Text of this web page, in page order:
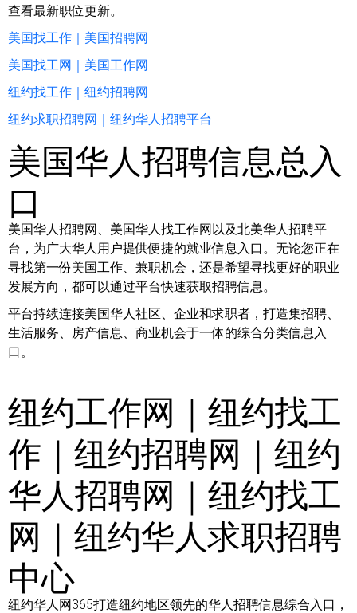
查看最新职位更新。
美国找工作｜美国招聘网
美国找工网｜美国工作网
纽约找工作｜纽约招聘网
纽约求职招聘网｜纽约华人招聘平台
美国华人招聘信息总入
口
美国华人招聘网、美国华人找工作网以及北美华人招聘平
台，为广大华人用户提供便捷的就业信息入口。无论您正在
寻找第一份美国工作、兼职机会，还是希望寻找更好的职业
发展方向，都可以通过平台快速获取招聘信息。
平台持续连接美国华人社区、企业和求职者，打造集招聘、
生活服务、房产信息、商业机会于一体的综合分类信息入
口。
纽约工作网｜纽约找工
作｜纽约招聘网｜纽约
华人招聘网｜纽约找工
网｜纽约华人求职招聘
中心
纽约华人网365打造纽约地区领先的华人招聘信息综合入口，